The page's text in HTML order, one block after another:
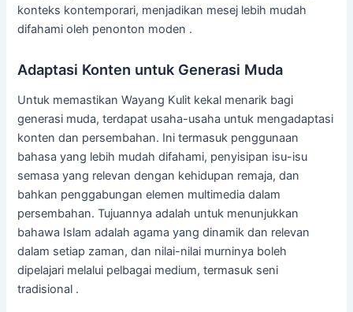
konteks kontemporari, menjadikan mesej lebih mudah
difahami oleh penonton moden .
Adaptasi Konten untuk Generasi Muda
Untuk memastikan Wayang Kulit kekal menarik bagi
generasi muda, terdapat usaha-usaha untuk mengadaptasi
konten dan persembahan. Ini termasuk penggunaan
bahasa yang lebih mudah difahami, penyisipan isu-isu
semasa yang relevan dengan kehidupan remaja, dan
bahkan penggabungan elemen multimedia dalam
persembahan. Tujuannya adalah untuk menunjukkan
bahawa Islam adalah agama yang dinamik dan relevan
dalam setiap zaman, dan nilai-nilai murninya boleh
dipelajari melalui pelbagai medium, termasuk seni
tradisional .